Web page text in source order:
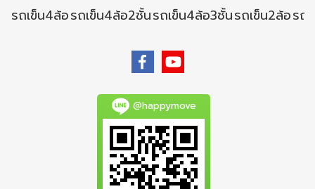
รถเข็น4ล้อรถเข็น4ล้อ2ชั้นรถเข็น4ล้อ3ชั้นรถเข็น2ล้อรถ
@happymove